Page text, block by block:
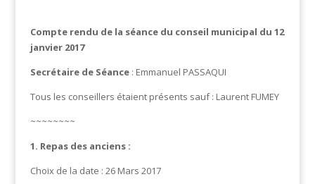
Compte rendu de la séance du conseil municipal du 12
janvier 2017
Secrétaire de Séance: Emmanuel PASSAQUI
Tous les conseillers étaient présents sauf : Laurent FUMEY
~~~~~~~~
1. Repas des anciens :
Choix de la date : 26 Mars 2017